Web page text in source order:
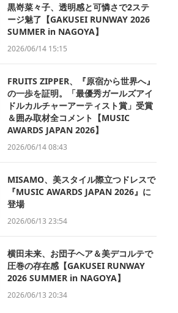
黒嵜菜々子、透明感と可憐さで2ステ
ージ魅了【GAKUSEI RUNWAY 2026
SUMMER in NAGOYA】
2026/06/14 15:15
FRUITS ZIPPER、『原宿から世界へ』
の一歩を証明。「最優秀ガールズアイ
ドルカルチャーアーティスト賞」受賞
＆囲み取材全コメント【MUSIC
AWARDS JAPAN 2026】
2026/06/14 08:43
MISAMO、美スタイル際立つドレスで
『MUSIC AWARDS JAPAN 2026』に
登場
2026/06/13 23:54
横田未来、お団子ヘア＆美デコルテで
圧巻の存在感【GAKUSEI RUNWAY
2026 SUMMER in NAGOYA】
2026/06/13 20:34